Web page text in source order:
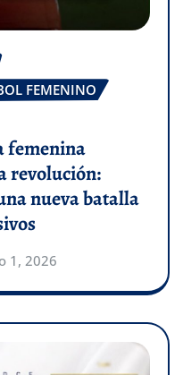
FEMENINO
femenina
revolución:
nueva batalla
1, 2026